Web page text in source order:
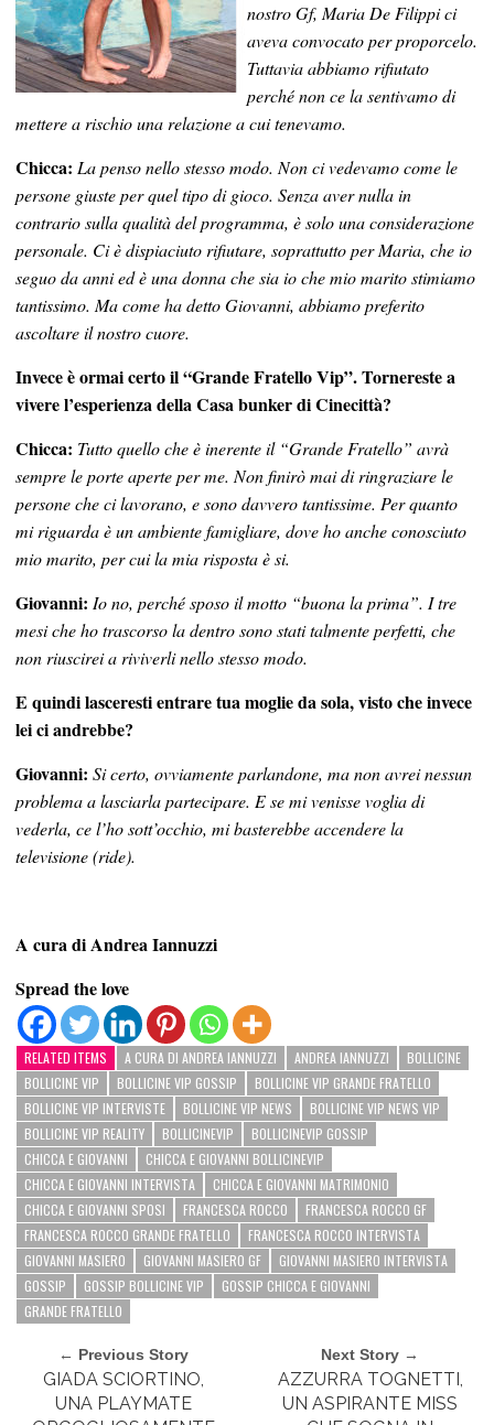
nostro Gf, Maria De Filippi ci
aveva convocato per proporcelo.
Tuttavia abbiamo rifiutato
perché non ce la sentivamo di
mettere a rischio una relazione a cui tenevamo.
Chicca: La penso nello stesso modo. Non ci vedevamo come le
persone giuste per quel tipo di gioco. Senza aver nulla in
contrario sulla qualità del programma, è solo una considerazione
personale. Ci è dispiaciuto rifiutare, soprattutto per Maria, che io
seguo da anni ed è una donna che sia io che mio marito stimiamo
tantissimo. Ma come ha detto Giovanni, abbiamo preferito
ascoltare il nostro cuore.
Invece è ormai certo il “Grande Fratello Vip”. Tornereste a
vivere l’esperienza della Casa bunker di Cinecittà?
Chicca: Tutto quello che è inerente il “Grande Fratello” avrà
sempre le porte aperte per me. Non finirò mai di ringraziare le
persone che ci lavorano, e sono davvero tantissime. Per quanto
mi riguarda è un ambiente famigliare, dove ho anche conosciuto
mio marito, per cui la mia risposta è si.
Giovanni: Io no, perché sposo il motto “buona la prima”. I tre
mesi che ho trascorso la dentro sono stati talmente perfetti, che
non riuscirei a riviverli nello stesso modo.
E quindi lasceresti entrare tua moglie da sola, visto che invece
lei ci andrebbe?
Giovanni: Si certo, ovviamente parlandone, ma non avrei nessun
problema a lasciarla partecipare. E se mi venisse voglia di
vederla, ce l’ho sott’occhio, mi basterebbe accendere la
televisione (ride).
A cura di Andrea Iannuzzi
Spread the love
RELATED ITEMS A CURA DI ANDREA IANNUZZI ANDREA IANNUZZI
BOLLICINE
BOLLICINE VIP
BOLLICINE VIP GOSSIP
BOLLICINE VIP GRANDE FRATELLO
BOLLICINE VIP INTERVISTE
BOLLICINE VIP NEWS
BOLLICINE VIP NEWS VIP
BOLLICINE VIP REALITY
BOLLICINEVIP
BOLLICINEVIP GOSSIP
CHICCA E GIOVANNI
CHICCA E GIOVANNI BOLLICINEVIP
CHICCA E GIOVANNI INTERVISTA
CHICCA E GIOVANNI MATRIMONIO
CHICCA E GIOVANNI SPOSI
FRANCESCA ROCCO
FRANCESCA ROCCO GF
FRANCESCA ROCCO GRANDE FRATELLO
FRANCESCA ROCCO INTERVISTA
GIOVANNI MASIERO
GIOVANNI MASIERO GF
GIOVANNI MASIERO INTERVISTA
GOSSIP
GOSSIP BOLLICINE VIP
GOSSIP CHICCA E GIOVANNI
GRANDE FRATELLO
← Previous Story
GIADA SCIORTINO,
UNA PLAYMATE
Next Story →
AZZURRA TOGNETTI,
UN ASPIRANTE MISS